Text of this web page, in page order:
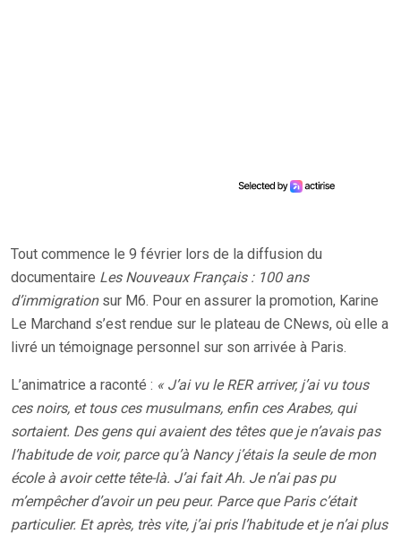
Tout commence le 9 février lors de la diffusion du
documentaire Les Nouveaux Français : 100 ans
d’immigrationsur M6. Pour en assurer la promotion, Karine
Le Marchand s’est rendue sur le plateau de CNews, où elle a
livré un témoignage personnel sur son arrivée à Paris.
L’animatrice a raconté : « J’ai vu le RER arriver, j’ai vu tous
ces noirs, et tous ces musulmans, enfin ces Arabes, qui
sortaient. Des gens qui avaient des têtes que je n’avais pas
l’habitude de voir, parce qu’à Nancy j’étais la seule de mon
école à avoir cette tête-là. J’ai fait Ah. Je n’ai pas pu
m’empêcher d’avoir un peu peur. Parce que Paris c’était
particulier. Et après, très vite, j’ai pris l’habitude et je n’ai plus